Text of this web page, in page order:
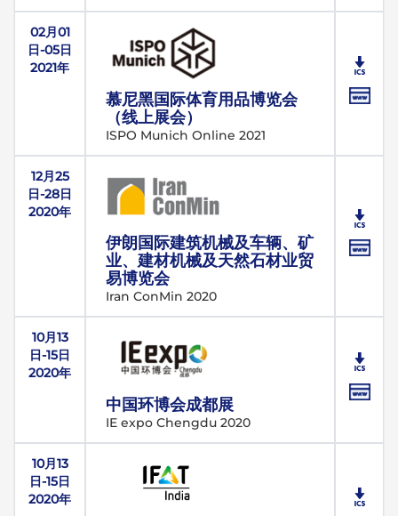
02月01
日-05日
2021年
慕尼黑国际体育用品博览会
（线上展会）
ISPO Munich Online 2021
12月25
日-28日
2020年
伊朗国际建筑机械及车辆、矿
业、建材机械及天然石材业贸
易博览会
Iran ConMin 2020
10月13
日-15日
2020年
中国环博会成都展
IE expo Chengdu 2020
10月13
日-15日
2020年